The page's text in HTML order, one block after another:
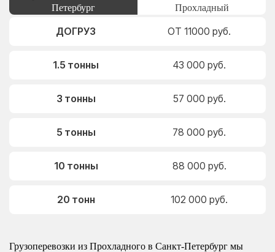
Петербург
Прохладный
ДОГРУЗ ОТ 11000 руб.
1.5 тонны 43 000 руб.
3 тонны 57 000 руб.
5 тонны 78 000 руб.
10 тонны 88 000 руб.
20 тонн 102 000 руб.
Грузоперевозки из Прохладного в Санкт-Петербург мы